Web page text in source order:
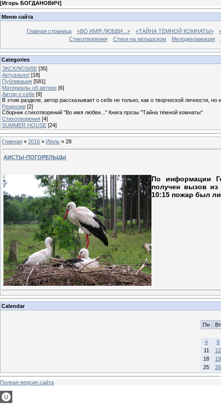
[Игорь БОГДАНОВИЧ]
Меню сайта
Главная страница «ВО ИМЯ ЛЮБВИ...» «ТАЙНА ТЁМНОЙ КОМНАТЫ»
Стихотворения
Стихи на латышском Мелодекламация
Categories
ЭКСКЛЮЗИВ! [35]
Актуально! [18]
Публикация [581]
Материалы об авторе [6]
Автор о себе [9]
В этом разделе, автор рассказывает о себе не только, как о творческой личности,
Рецензии [2]
Сборник стихотворений "Во имя любви..." Книга прозы "Тайна тёмной комнаты"
Стихотворения [4]
SUMMER HOUSE [24]
Главная » 2016 » Июль » 28
АИСТЫ-ПОГОРЕЛЬЦЫ
По информации
получен вызов из
10:15 пожар был
Calendar
Пн Вт
4
5
11
12
18
19
25
26
Полная версия сайта